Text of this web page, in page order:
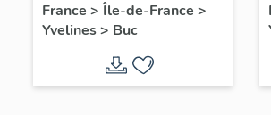
filles, actuellement
annexe de la mairie
France > Île-de-France >
Yvelines> Buc